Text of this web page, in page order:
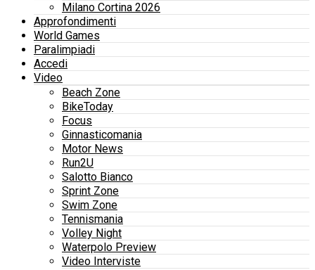
Milano Cortina 2026
Approfondimenti
World Games
Paralimpiadi
Accedi
Video
Beach Zone
BikeToday
Focus
Ginnasticomania
Motor News
Run2U
Salotto Bianco
Sprint Zone
Swim Zone
Tennismania
Volley Night
Waterpolo Preview
Video Interviste